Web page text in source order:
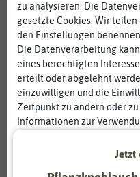
-80%
zu analysieren. Die
gesetzte Cookies. Wir
den Einstellungen benennen.
Die Datenverarbeitung
eines berechtigten
erteilt oder abgelehnt
einzuwilligen und die
Zeitpunkt zu ändern oder
Informationen zur
Essenziell
Jetzt